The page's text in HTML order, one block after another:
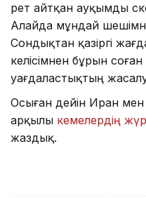
рет айтқан ауқымды
Алайда мұндай
Сондықтан қазіргі
келісімнен бұрын
уағдаластықтың
Осыған дейін Иран
арқылы кемелердің
жаздық.